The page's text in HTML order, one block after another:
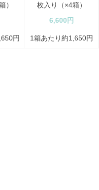
）
円
枚入り（×4箱）
6,600円
1箱あたり約1,650円